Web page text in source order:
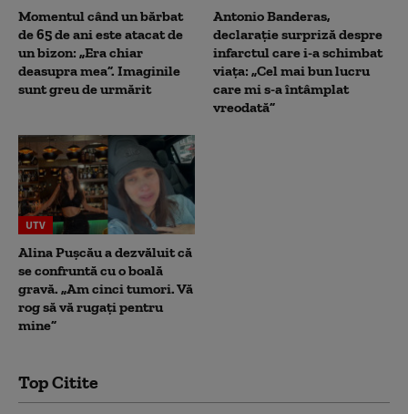
Momentul când un bărbat
de 65 de ani este atacat de
un bizon: „Era chiar
deasupra mea”. Imaginile
sunt greu de urmărit
Antonio Banderas,
declarație surpriză despre
infarctul care i-a schimbat
viața: „Cel mai bun lucru
care mi s-a întâmplat
vreodată”
UTV
Alina Pușcău a dezvăluit că
se confruntă cu o boală
gravă. „Am cinci tumori. Vă
rog să vă rugați pentru
mine”
Top Citite